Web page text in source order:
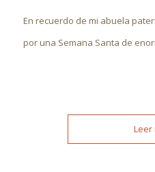
En recuerdo de mi abuela
por una Semana Santa de
Leer